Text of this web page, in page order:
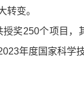
转变。
奖250个项目
年度国家科学